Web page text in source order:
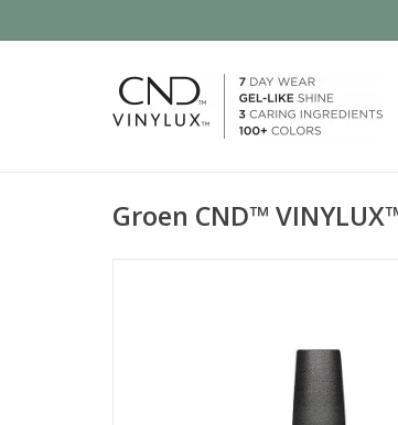
Groen CND™